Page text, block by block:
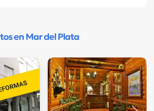
en Mar del Plata